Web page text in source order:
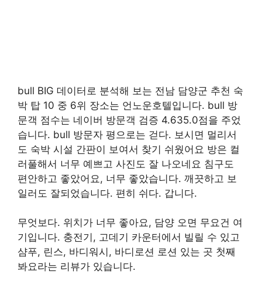
bull BIG 데이터로 분석해 보는 전남 담양군 추천 숙
박 탑 10 중 6위 장소는 언노운호텔입니다. bull 방
문객 점수는 네이버 방문객 검증 4.635.0점을 주었
습니다. bull 방문자 평으로는 걷다. 보시면 멀리서
도 숙박 시설 간판이 보여서 찾기 쉬웠어요 방은 컬
러풀해서 너무 예쁘고 사진도 잘 나오네요 침구도
편안하고 좋았어요, 너무 좋았습니다. 깨끗하고 보
일러도 잘되었습니다. 편히 쉬다. 갑니다.
무엇보다. 위치가 너무 좋아요, 담양 오면 무요건 여
기입니다. 충전기, 고데기 카운터에서 빌릴 수 있고
샴푸, 린스, 바디워시, 바디로션 로션 있는 곳 첫째
봐요라는 리뷰가 있습니다.